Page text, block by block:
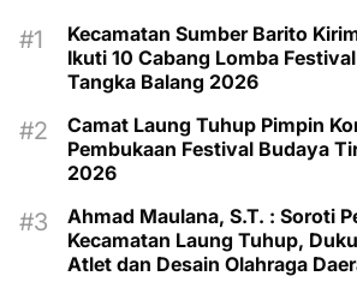
Kecamatan Sumber Barito
Ikuti 10 Cabang Lomba
Tangka Balang 2026
Camat Laung Tuhup Pimpin
Pembukaan Festival Budaya
2026
Ahmad Maulana, S.T. : Soroti
Kecamatan Laung Tuhup,
Atlet dan Desain Olahraga